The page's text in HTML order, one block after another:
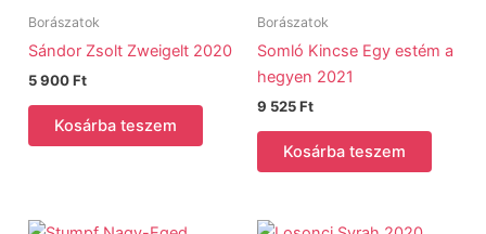
Borászatok
Sándor Zsolt Zweigelt 2020
5 900Ft
Kosárba teszem
Borászatok
Somló Kincse Egy estém a
hegyen 2021
9 525Ft
Kosárba teszem